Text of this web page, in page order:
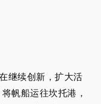
继续创新，扩大活
帆船运往坎托港，